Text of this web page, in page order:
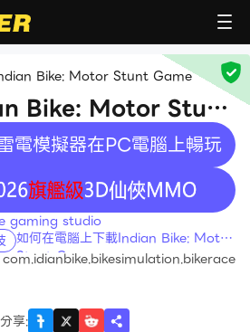
Bike: Motor Stunt Game
Bike: Motor Stunt
電模擬器在PC電腦上暢玩
gaming studio
如何在電腦上下載Indian Bike: Motor
Stunt Game
com.idianbike.bikesimulation.bikerace
分享: